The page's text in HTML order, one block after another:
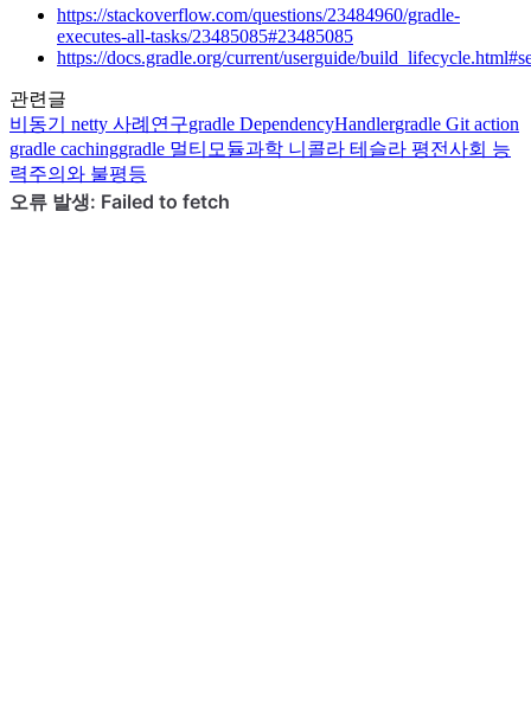
https://stackoverflow.com/questions/23484960/gradle-
executes-all-tasks/23485085#23485085
https://docs.gradle.org/current/userguide/
관련글
비동기 netty 사례연구gradle DependencyHandlergradle Git action
gradle cachinggradle 멀티모듈과학 니콜라 테슬라 평전사회 능
력주의와 불평등